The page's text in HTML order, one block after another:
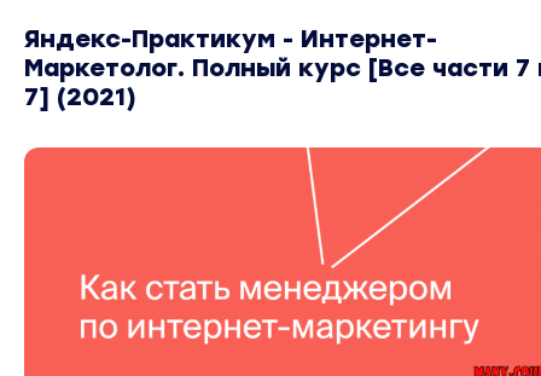
Яндекс-Практикум - Интернет-
Маркетолог. Полный курс [Все части 7
7] (2021)